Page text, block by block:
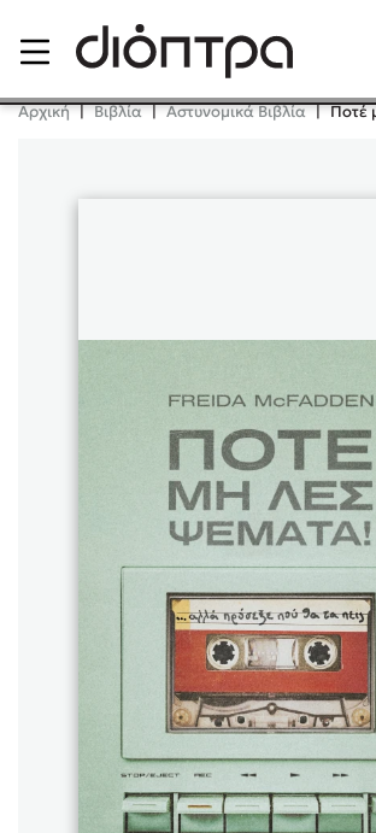
Δημοφιλή Βιβλία
Χάρης Πολίτης
Καθρέφτης
Sebastian Fitzek
Αρχική | Βιβλία | Αστυνομικά Βιβλία | Ποτέ